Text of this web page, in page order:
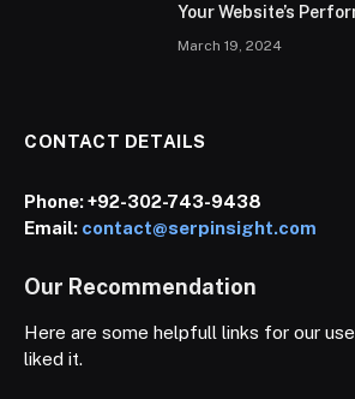
Your Website’s
March 19, 2024
CONTACT DETAILS
Phone:+92-302-743-9438
Email: contact@serpinsight.com
Our Recommendation
Here are some helpfull links for our
liked it.